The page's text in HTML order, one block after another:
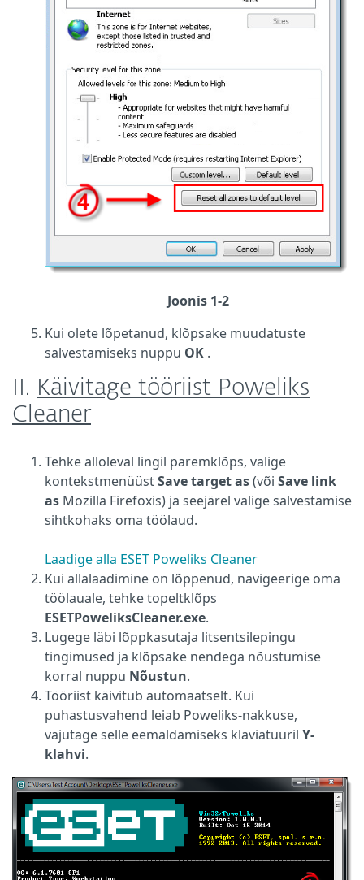
Joonis 1-2
Kui olete lõpetanud, klõpsake muudatuste
salvestamiseks nuppu OK .
II. Käivitage tööriist Poweliks
Cleaner
Tehke alloleval lingil paremklõps, valige
kontekstmenüüstSave target as(või Save link
as Mozilla Firefoxis) ja seejärel valige salvestamise
sihtkohaks oma töölaud.
Laadige alla ESET Poweliks Cleaner
Kui allalaadimine on lõppenud, navigeerige oma
töölauale, tehke topeltklõps
ESETPoweliksCleaner.exe.
Lugege läbi lõppkasutaja litsentsilepingu
tingimused ja klõpsake nendega nõustumise
korral nuppu Nõustun.
Tööriist käivitub automaatselt. Kui
puhastusvahend leiab Poweliks-nakkuse,
vajutage selle eemaldamiseks klaviatuuril Y-
klahvi.